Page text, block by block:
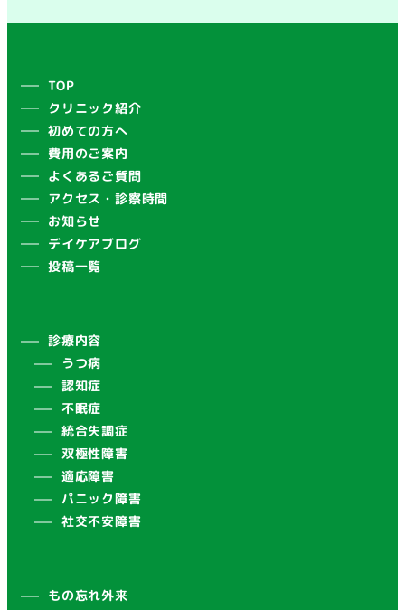
TOP
クリニック紹介
初めての方へ
費用のご案内
よくあるご質問
アクセス・診察時間
お知らせ
デイケアブログ
投稿一覧
診療内容
うつ病
認知症
不眠症
統合失調症
双極性障害
適応障害
パニック障害
社交不安障害
もの忘れ外来